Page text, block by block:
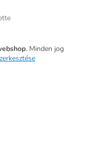
. Minden jog